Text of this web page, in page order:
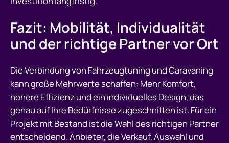
Fazit: Mobilität, Individualität
und der richtige Partner vor Ort
Die Verbindung von Fahrzeugtuning und Caravaning
kann große Mehrwerte schaffen: Mehr Komfort,
höhere Effizienz und ein individuelles Design, das
genau auf Ihre Bedürfnisse zugeschnitten ist. Für ein
Projekt mit Bestand ist die Wahl des richtigen Partner
entscheidend. Anbieter, die Verkauf, Auswahl und